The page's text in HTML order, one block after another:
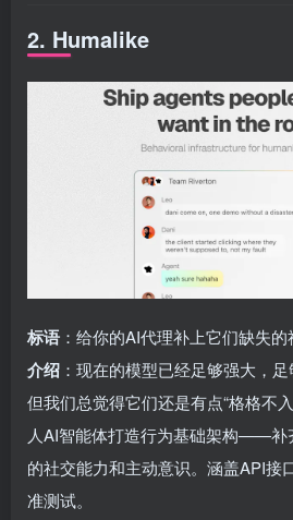
2. Humalike
标语 ：给你的AI代理补上它们缺失的
介绍 ：现在的模型已经足够强大，足
但我们总觉得它们还是有点“格格不
人AI智能体打造行为基础架构——补
的社交能力和主动意识。涵盖API接
准测试。